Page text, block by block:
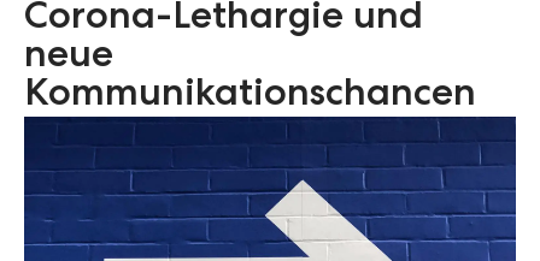
Corona-Lethargie und
neue
Kommunikationschancen